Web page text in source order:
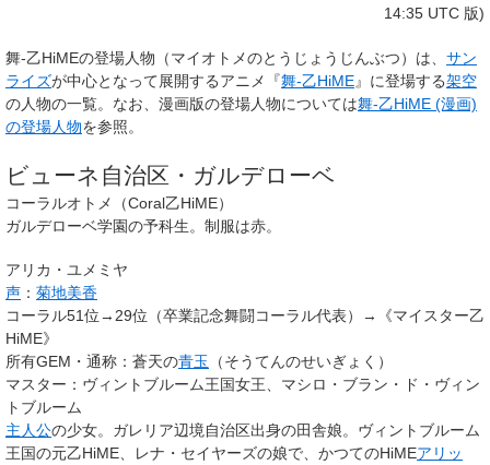
14:35 UTC 版)
舞-乙HiMEの登場人物 （マイオトメのとうじょうじんぶつ）は、 サン
ライズが中心となって展開するアニメ『舞-乙HiME』に登場する架空
の人物の一覧。なお、漫画版の登場人物については舞-乙HiME (漫画)
の登場人物を参照。
ビューネ自治区・ガルデローベ
コーラルオトメ（Coral乙HiME）
ガルデローベ学園の予科生。制服は赤。
アリカ・ユメミヤ
声 ： 菊地美香
コーラル51位→29位（卒業記念舞闘コーラル代表）→《マイスター乙
HiME》
所有GEM・通称 ：蒼天の青玉
（そうてんのせいぎょく）
マスター ：ヴィントブルーム王国女王、マシロ・ブラン・ド・ヴィン
トブルーム
主人公の少女。ガレリア辺境自治区出身の田舎娘。ヴィントブルーム
王国の元乙HiME 、レナ・セイヤーズの娘で、かつてのHiMEアリッ